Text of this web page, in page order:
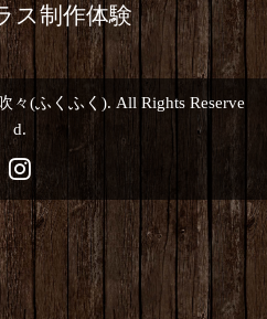
ス制作体験
々(ふくふく). All Rights Reserve
d.